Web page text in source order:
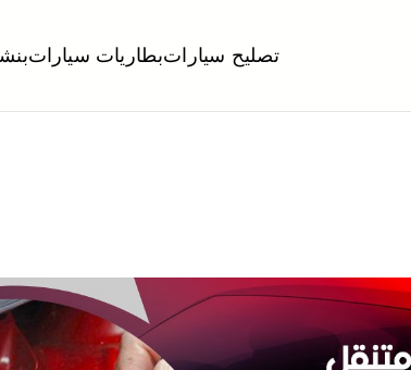
الكويت
وبنشر تبديل تواير تواير اطارات عجلات تصليح
تصليح سياراتبطاريات سيارات